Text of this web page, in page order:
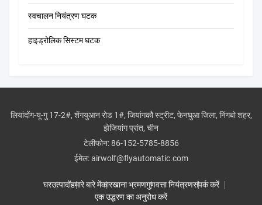
स्वचालन नियंत्रण घटक
हाइड्रोलिक सिस्टम घटक
लियांदोंग-यू-गु 17-2#, शेंगयुआन रोड 1#, जियांगकौ स्ट्रीट, फेनघुआ जिला, निंगबो शहर,
झेजियांग प्रांत, चीन
टेलीफोन:86-152-5785-8856
ईमेल:airwolf@flyautomatic.com
घरउत्पादोंहमारे बारे मेंकारखाना भ्रमणगुणवत्ता नियंत्रणसंपर्क करें
एक उद्धरण का अनुरोध करें